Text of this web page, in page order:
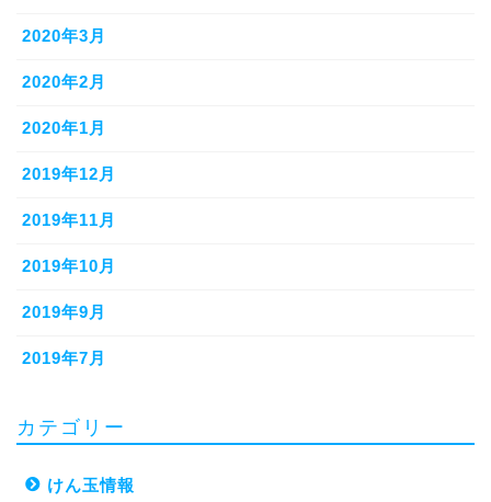
2020年3月
2020年2月
2020年1月
2019年12月
2019年11月
2019年10月
2019年9月
2019年7月
カテゴリー
けん玉情報